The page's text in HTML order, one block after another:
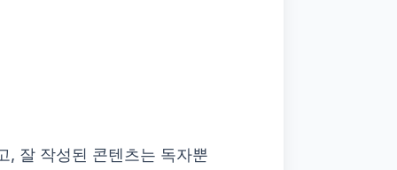
, 잘 작성된 콘텐츠는 독자뿐